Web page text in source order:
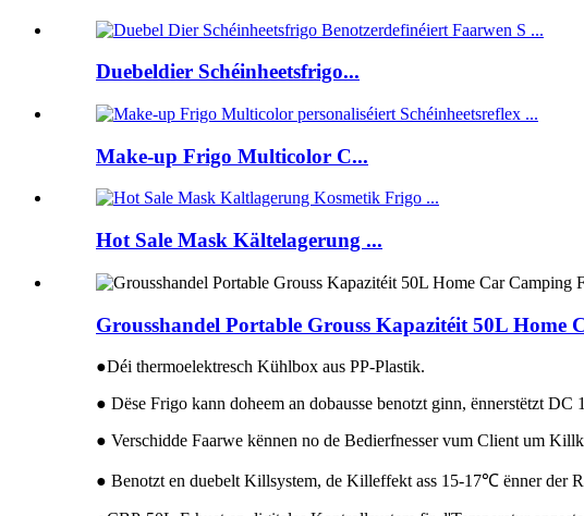
Duebeldier Schéinheetsfrigo...
Make-up Frigo Multicolor C...
Hot Sale Mask Kältelagerung ...
Grousshandel Portable Grouss Kapazitéit 50L Home
●Déi thermoelektresch Kühlbox aus PP-Plastik.
● Dëse Frigo kann doheem an dobausse benotzt ginn, ënnerstëtzt
● Verschidde Faarwe kënnen no de Bedierfnesser vum Client um
● Benotzt en duebelt Killsystem, de Killeffekt ass 15-17℃ ënner der